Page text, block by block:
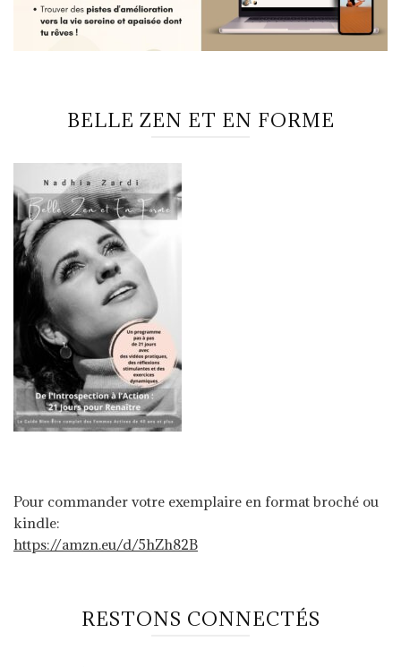
BELLE ZEN ET EN FORME
Pour commander votre exemplaire en format broché ou
kindle:
https://amzn.eu/d/5hZh82B
RESTONS CONNECTÉS